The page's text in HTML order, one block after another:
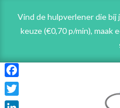
content
Vind de hulpverlener die bij
keuze (€0,70 p/min), maak
Facebook
Twitter